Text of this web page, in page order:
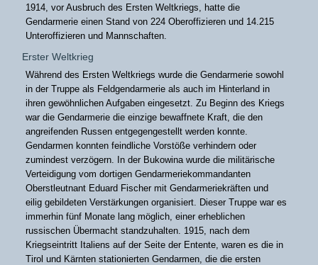
1914, vor Ausbruch des Ersten Weltkriegs, hatte die
Gendarmerie einen Stand von 224 Oberoffizieren und 14.215
Unteroffizieren und Mannschaften.
Erster Weltkrieg
Während des Ersten Weltkriegs wurde die Gendarmerie sowohl
in der Truppe als Feldgendarmerie als auch im Hinterland in
ihren gewöhnlichen Aufgaben eingesetzt. Zu Beginn des Kriegs
war die Gendarmerie die einzige bewaffnete Kraft, die den
angreifenden Russen entgegengestellt werden konnte.
Gendarmen konnten feindliche Vorstöße verhindern oder
zumindest verzögern. In der Bukowina wurde die militärische
Verteidigung vom dortigen Gendarmeriekommandanten
Oberstleutnant Eduard Fischer mit Gendarmeriekräften und
eilig gebildeten Verstärkungen organisiert. Dieser Truppe war es
immerhin fünf Monate lang möglich, einer erheblichen
russischen Übermacht standzuhalten. 1915, nach dem
Kriegseintritt Italiens auf der Seite der Entente, waren es die in
Tirol und Kärnten stationierten Gendarmen, die die ersten